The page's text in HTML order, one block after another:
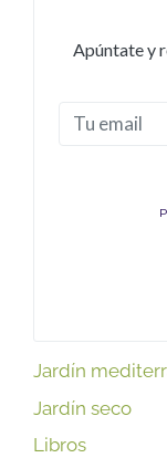
Apúntate y
Jardín
Jardín seco
Libros